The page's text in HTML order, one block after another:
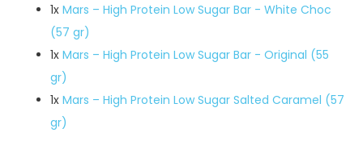
1xMars – High Protein Low Sugar Bar - White Choc
(57 gr)
1xMars – High Protein Low Sugar Bar - Original (55
gr)
1xMars – High Protein Low Sugar Salted Caramel (57
gr)